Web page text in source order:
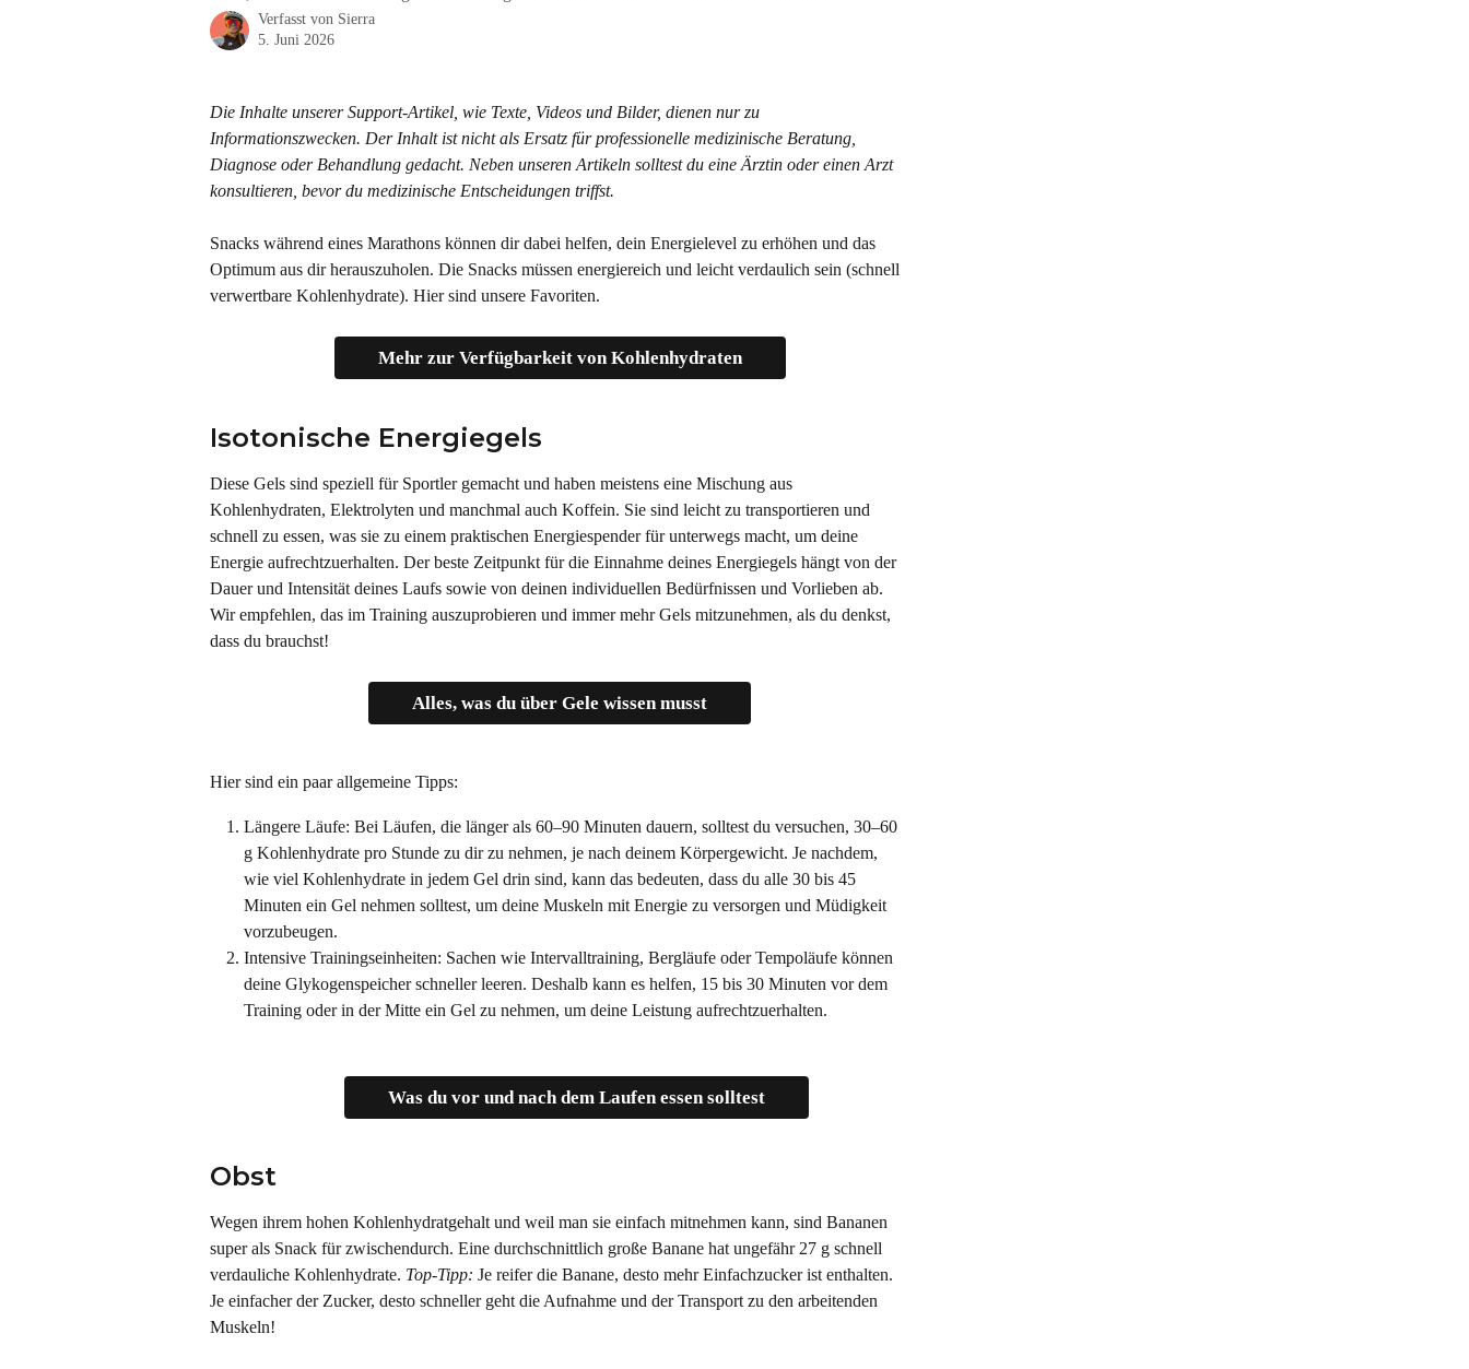
Verfasst von Sierra
5. Juni 2026
Die Inhalte unserer Support-Artikel, wie Texte, Videos und Bilder, dienen nur zu
Informationszwecken. Der Inhalt ist nicht als Ersatz für professionelle medizinische Beratung,
Diagnose oder Behandlung gedacht. Neben unseren Artikeln solltest du eine Ärztin oder einen Arzt
konsultieren, bevor du medizinische Entscheidungen triffst.
Snacks während eines Marathons können dir dabei helfen, dein Energielevel zu erhöhen und das
Optimum aus dir herauszuholen. Die Snacks müssen energiereich und leicht verdaulich sein (schnell
verwertbare Kohlenhydrate). Hier sind unsere Favoriten.
Mehr zur Verfügbarkeit von Kohlenhydraten
Isotonische Energiegels
Diese Gels sind speziell für Sportler gemacht und haben meistens eine Mischung aus
Kohlenhydraten, Elektrolyten und manchmal auch Koffein. Sie sind leicht zu transportieren und
schnell zu essen, was sie zu einem praktischen Energiespender für unterwegs macht, um deine
Energie aufrechtzuerhalten. Der beste Zeitpunkt für die Einnahme deines Energiegels hängt von der
Dauer und Intensität deines Laufs sowie von deinen individuellen Bedürfnissen und Vorlieben ab.
Wir empfehlen, das im Training auszuprobieren und immer mehr Gels mitzunehmen, als du denkst,
dass du brauchst!
Alles, was du über Gele wissen musst
Hier sind ein paar allgemeine Tipps:
Längere Läufe: Bei Läufen, die länger als 60–90 Minuten dauern, solltest du versuchen, 30–60
g Kohlenhydrate pro Stunde zu dir zu nehmen, je nach deinem Körpergewicht. Je nachdem,
wie viel Kohlenhydrate in jedem Gel drin sind, kann das bedeuten, dass du alle 30 bis 45
Minuten ein Gel nehmen solltest, um deine Muskeln mit Energie zu versorgen und Müdigkeit
vorzubeugen.
Intensive Trainingseinheiten: Sachen wie Intervalltraining, Bergläufe oder Tempoläufe können
deine Glykogenspeicher schneller leeren. Deshalb kann es helfen, 15 bis 30 Minuten vor dem
Training oder in der Mitte ein Gel zu nehmen, um deine Leistung aufrechtzuerhalten.
Was du vor und nach dem Laufen essen solltest
Obst
Wegen ihrem hohen Kohlenhydratgehalt und weil man sie einfach mitnehmen kann, sind Bananen
super als Snack für zwischendurch. Eine durchschnittlich große Banane hat ungefähr 27 g schnell
verdauliche Kohlenhydrate. Top-Tipp: Je reifer die Banane, desto mehr Einfachzucker ist enthalten.
Je einfacher der Zucker, desto schneller geht die Aufnahme und der Transport zu den arbeitenden
Muskeln!